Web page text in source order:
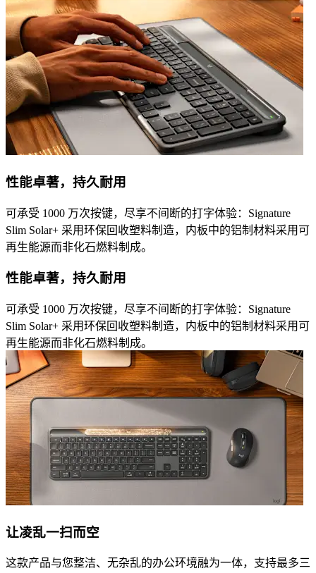
性能卓著，持久耐用
可承受 1000 万次按键，尽享不间断的打字体验：Signature
Slim Solar+ 采用环保回收塑料制造，内板中的铝制材料采用可
再生能源而非化石燃料制成。
性能卓著，持久耐用
可承受 1000 万次按键，尽享不间断的打字体验：Signature
Slim Solar+ 采用环保回收塑料制造，内板中的铝制材料采用可
再生能源而非化石燃料制成。
让凌乱一扫而空
这款产品与您整洁、无杂乱的办公环境融为一体，支持最多三